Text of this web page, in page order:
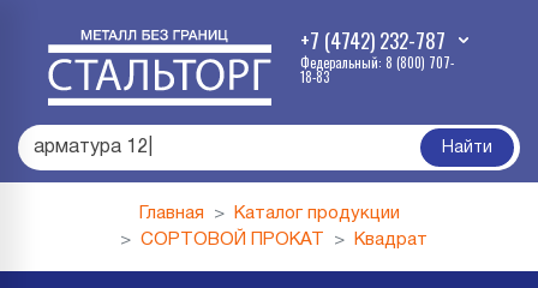
+7 (4742) 232-787
Федеральный: 8 (800) 707-
18-83
арматур| Найти
Главная
Каталог продукции
СОРТОВОЙ ПРОКАТ
Квадрат